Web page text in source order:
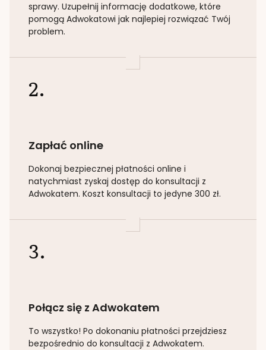
sprawy. Uzupełnij informację dodatkowe, które
pomogą Adwokatowi jak najlepiej rozwiązać Twój
problem.
2.
Zapłać online
Dokonaj bezpiecznej płatności online i
natychmiast zyskaj dostęp do konsultacji z
Adwokatem. Koszt konsultacji to jedyne 300 zł.
3.
Połącz się z Adwokatem
To wszystko! Po dokonaniu płatności przejdziesz
bezpośrednio do konsultacji z Adwokatem.